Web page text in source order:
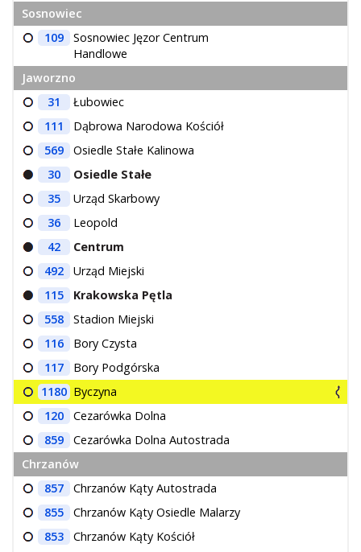
Sosnowiec
109
Sosnowiec Jęzor Centrum
Handlowe
Jaworzno
31
Łubowiec
111
Dąbrowa Narodowa Kościół
569
Osiedle Stałe Kalinowa
30
Osiedle Stałe
35
Urząd Skarbowy
36
Leopold
42
Centrum
492
Urząd Miejski
115
Krakowska Pętla
558
Stadion Miejski
116
Bory Czysta
117
Bory Podgórska
1180 Byczyna
120
Cezarówka Dolna
859
Cezarówka Dolna Autostrada
Chrzanów
857
Chrzanów Kąty Autostrada
855
Chrzanów Kąty Osiedle Malarzy
853
Chrzanów Kąty Kościół